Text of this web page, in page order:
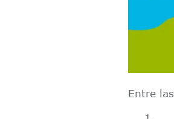
Entre